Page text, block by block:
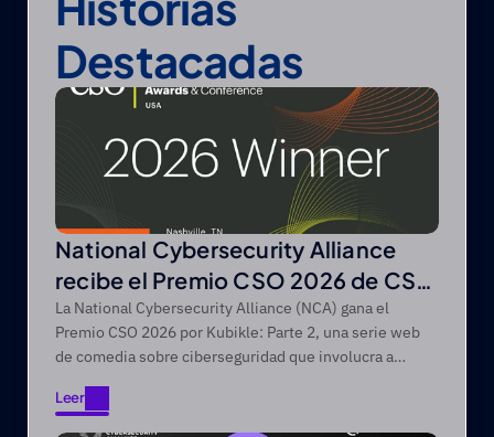
Destacadas
National Cybersecurity Alliance
recibe el Premio CSO 2026 de CSO
de Foundry
La National Cybersecurity Alliance (NCA) gana el
Premio CSO 2026 por Kubikle: Parte 2, una serie web
de comedia sobre ciberseguridad que involucra a
de entretenimiento primero.
Leer
Leer